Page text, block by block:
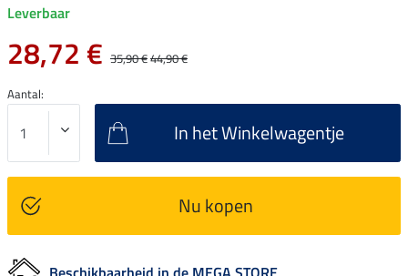
Leverbaar
28,72 € 35,90 €44,90 €
Aantal:
In het Winkelwagentje
Nu kopen